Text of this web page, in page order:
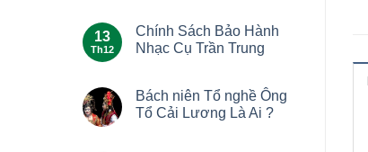
13
Th12
Chính Sách Bảo Hành
Nhạc Cụ Trần Trung
Bách niên Tổ nghề Ông
Tổ Cải Lương Là Ai ?